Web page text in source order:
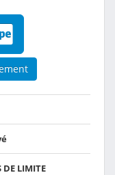
DE LIMITE